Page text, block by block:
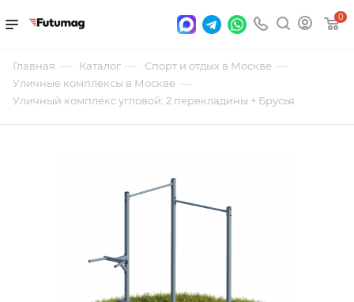
0
Главная — Каталог — Спорт и отдых в Москве —
Уличные комплексы в Москве —
Уличный комплекс угловой: 2 перекладины + Брусья